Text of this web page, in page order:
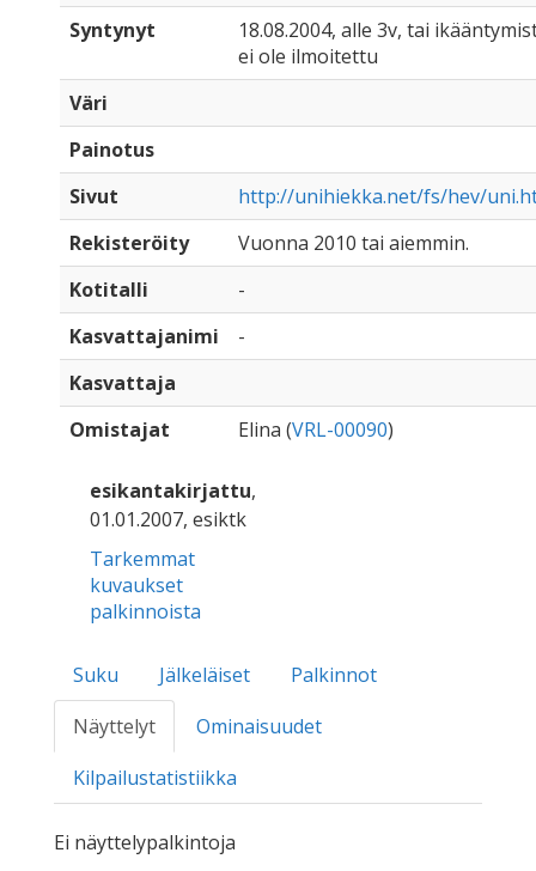
Syntynyt
18.08.2004, alle 3v, tai
ei ole ilmoitettu
Väri
Painotus
Sivut
http://unihiekka.net/fs/hev/
Rekisteröity
Vuonna 2010 tai aiemmin.
Kotitalli
-
Kasvattajanimi
-
Kasvattaja
Omistajat
Elina (VRL-00090)
esikantakirjattu,
01.01.2007, esiktk
Tarkemmat
kuvaukset
palkinnoista
Suku Jälkeläiset
Palkinnot
Näyttelyt
Ominaisuudet
Kilpailustatistiikka
Ei näyttelypalkintoja